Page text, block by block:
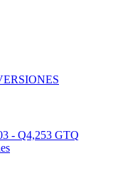
- Q4,253 GTQ